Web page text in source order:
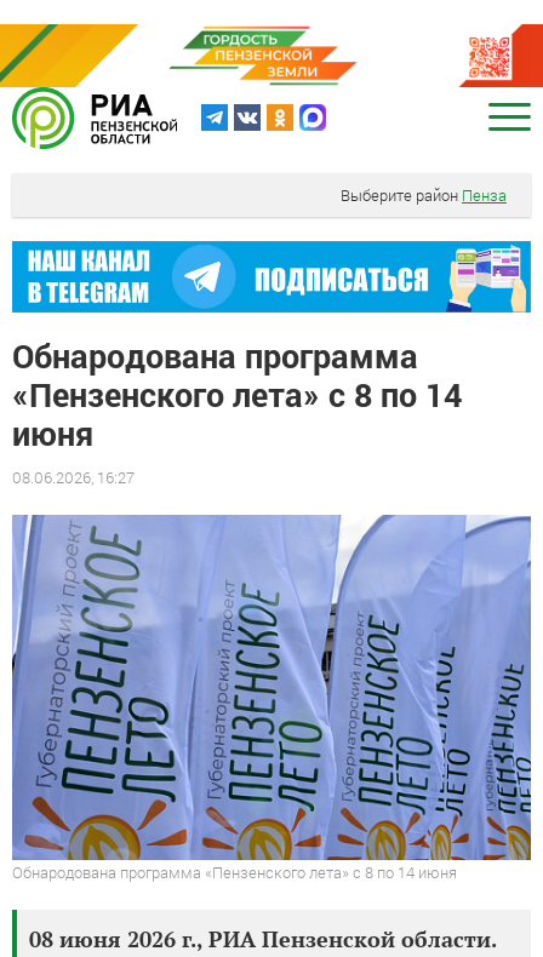
Выберите район Пенза
Обнародована программа
«Пензенского лета» с 8 по 14
июня
08.06.2026, 16:27
Обнародована программа «Пензенского лета» с 8 по 14 июня
08 июня 2026 г., РИА Пензенской области.